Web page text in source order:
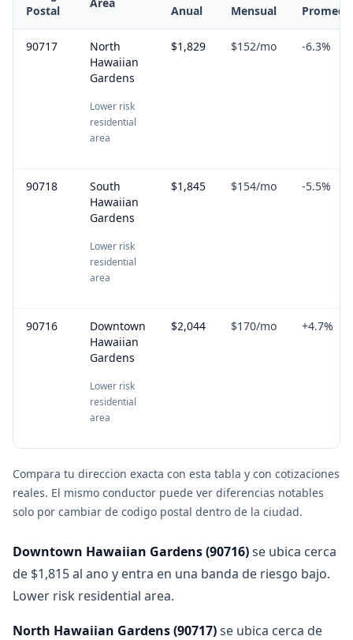
Postal
Anual
Mensual
90717
North
Hawaiian
Gardens
Lower risk
residential
area
$1,829 $152/mo -6.3%
90718
South
Hawaiian
Gardens
Lower risk
residential
area
$1,845 $154/mo -5.5%
90716
Downtown
Hawaiian
Gardens
Lower risk
residential
area
$2,044 $170/mo +4.7%
Compara tu direccion exacta con esta tabla y con cotizaciones
reales. El mismo conductor puede ver diferencias notables
solo por cambiar de codigo postal dentro de la ciudad.
Downtown Hawaiian Gardens(90716)se ubica cerca
de $1,815 al ano y entra en una banda de riesgo bajo.
Lower risk residential area.
North Hawaiian Gardens(90717)se ubica cerca de